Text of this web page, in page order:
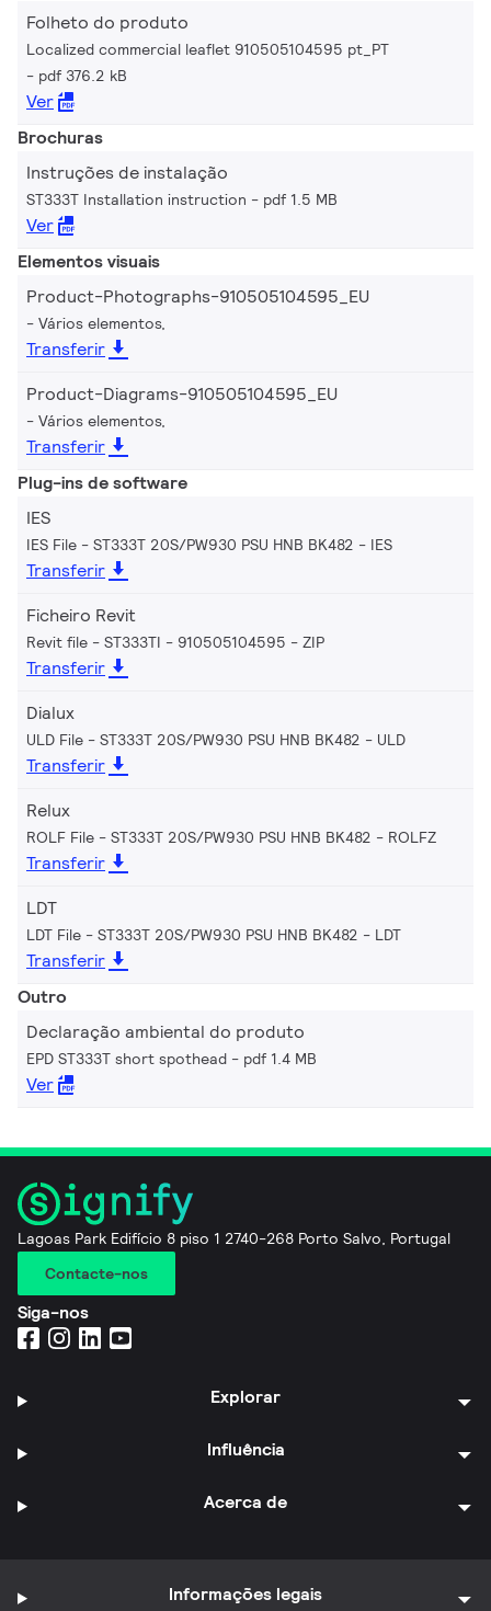
Folheto do produto
Localized commercial leaflet 910505104595 pt_PT
pdf 376.2 kB
Ver
Brochuras
Instruções de instalação
ST333T Installation instruction pdf 1.5 MB
Ver
Elementos visuais
Product-Photographs-910505104595_EU
Vários elementos,
Transferir
Product-Diagrams-910505104595_EU
Vários elementos,
Transferir
Plug-ins de software
IES
IES File - ST333T 20S/PW930 PSU HNB BK482 IES
Transferir
Ficheiro Revit
Revit file - ST333TI - 910505104595 ZIP
Transferir
Dialux
ULD File - ST333T 20S/PW930 PSU HNB BK482 ULD
Transferir
Relux
ROLF File - ST333T 20S/PW930 PSU HNB BK482 ROLFZ
Transferir
LDT
LDT File - ST333T 20S/PW930 PSU HNB BK482 LDT
Transferir
Outro
Declaração ambiental do produto
EPD ST333T short spothead pdf 1.4 MB
Ver
Lagoas Park Edifício 8 piso 1 2740-268 Porto Salvo, Portugal
Contacte-nos
Siga-nos
Explorar
Influência
Acerca de
Informações legais